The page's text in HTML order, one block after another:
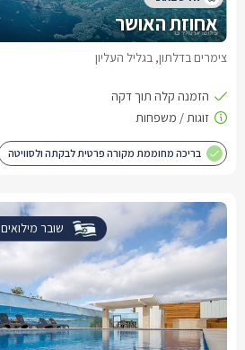
אחוזת האושר
צימרים בדלתון, בגליל העליון
בריכה מחוממת מקורה פרטית לבקתה ולסוויטה
שובר מילואים